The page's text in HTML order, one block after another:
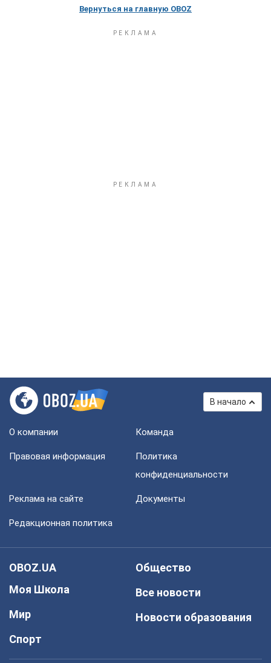
Вернуться на главную OBOZ
В начало
О компании Команда
Правовая информация
Политика
конфиденциальности
Реклама на сайте Документы
Редакционная политика
OBOZ.UA
Моя Школа
Мир
Спорт
Общество
Все новости
Новости образования